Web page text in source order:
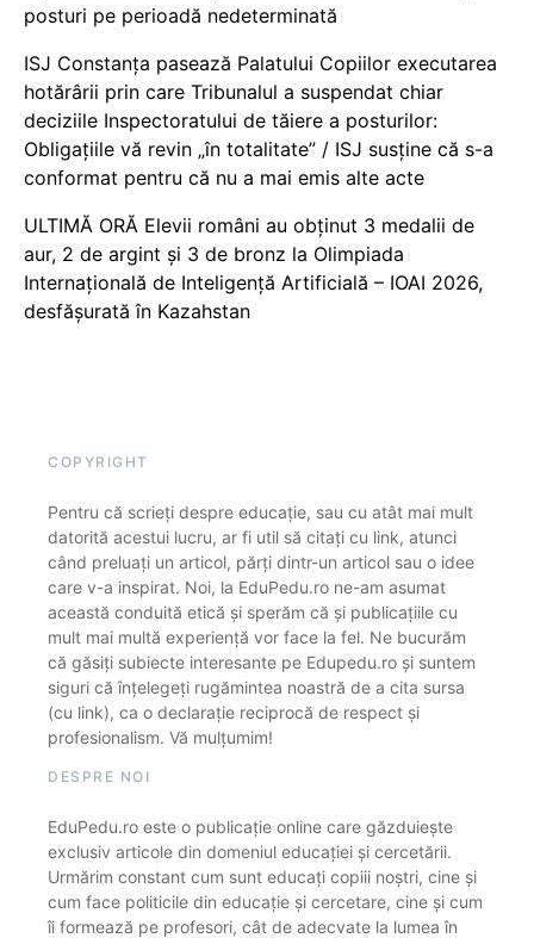
posturi pe perioadă nedeterminată
ISJ Constanța pasează Palatului Copiilor executarea
hotărârii prin care Tribunalul a suspendat chiar
deciziile Inspectoratului de tăiere a posturilor:
Obligațiile vă revin „în totalitate” / ISJ susține că s-a
conformat pentru că nu a mai emis alte acte
ULTIMĂ ORĂ Elevii români au obținut 3 medalii de
aur, 2 de argint și 3 de bronz la Olimpiada
Internațională de Inteligență Artificială – IOAI 2026,
desfășurată în Kazahstan
COPYRIGHT
Pentru că scrieți despre educație, sau cu atât mai mult
datorită acestui lucru, ar fi util să citați cu link, atunci
când preluați un articol, părți dintr-un articol sau o idee
care v-a inspirat. Noi, la EduPedu.ro ne-am asumat
această conduită etică și sperăm că și publicațiile cu
mult mai multă experiență vor face la fel. Ne bucurăm
că găsiți subiecte interesante pe Edupedu.ro și suntem
siguri că înțelegeți rugămintea noastră de a cita sursa
(cu link), ca o declarație reciprocă de respect și
profesionalism. Vă mulțumim!
DESPRE NOI
EduPedu.ro este o publicație online care găzduiește
exclusiv articole din domeniul educației și cercetării.
Urmărim constant cum sunt educați copiii noștri, cine și
cum face politicile din educație și cercetare, cine și cum
îi formează pe profesori, cât de adecvate la lumea în